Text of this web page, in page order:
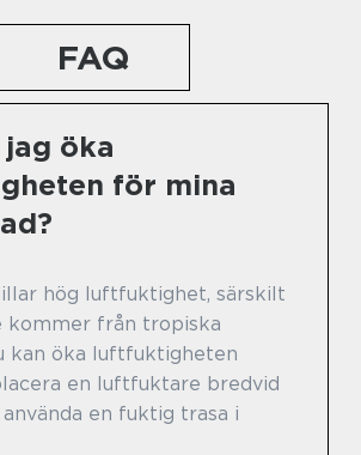
FAQ
öka
för mina
hög luftfuktighet, särskilt
kommer från tropiska
kan öka luftfuktigheten
en luftfuktare bredvid
en fuktig trasa i